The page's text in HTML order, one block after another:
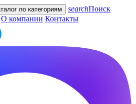
по категориям searchПоиск
О компании Контакты